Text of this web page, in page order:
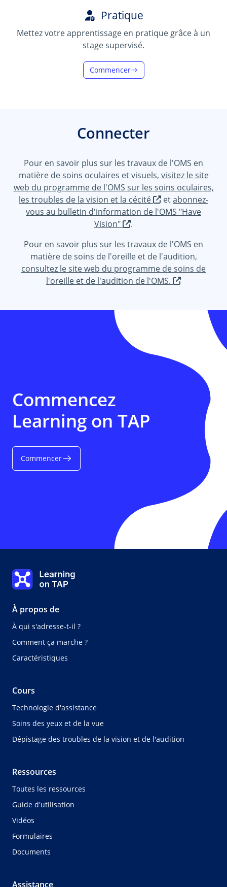
Pratique
Mettez votre apprentissage en pratique grâce à un
stage supervisé.
Commencer
Connecter
Pour en savoir plus sur les travaux de l'OMS en
matière de soins oculaires et visuels, visitez le site
web du programme de l'OMS sur les soins oculaires,
les troubles de la vision et la cécité
etabonnez-
vous au bulletin d'information de l'OMS "Have
Vision"
.
Pour en savoir plus sur les travaux de l'OMS en
matière de soins de l'oreille et de l'audition,
consultez le site web du programme de soins de
l'oreille et de l'audition de l'OMS.
Commencez
Learning on TAP
Commencer
Learning on TAP Accueil
À propos de
À qui s'adresse-t-il ?
Comment ça marche ?
Caractéristiques
Cours
Technologie d'assistance
Soins des yeux et de la vue
Dépistage des troubles de la vision et de l'audition
Ressources
Toutes les ressources
Guide d'utilisation
Vidéos
Formulaires
Documents
Assistance